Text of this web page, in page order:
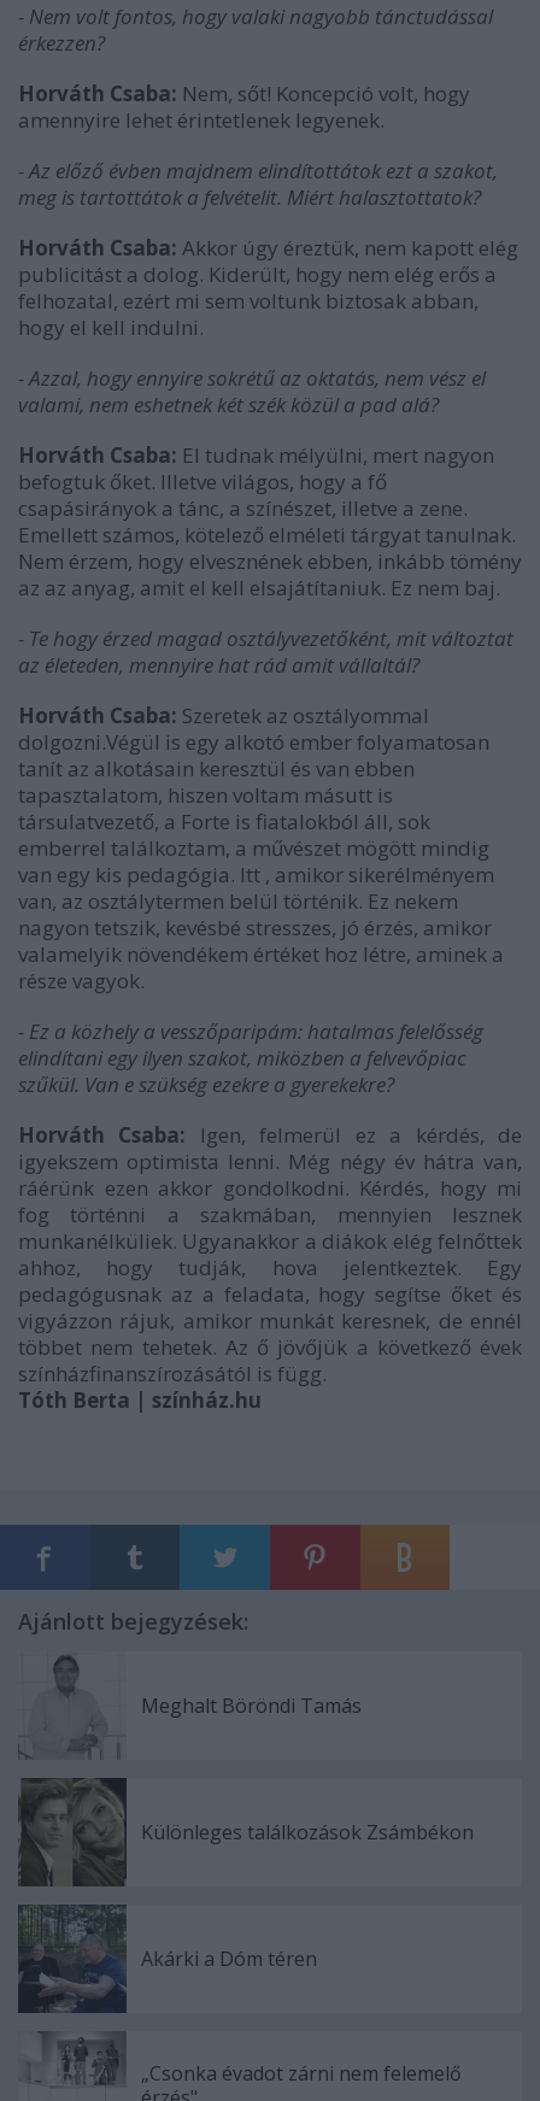
- Nem volt fontos, hogy valaki nagyobb tánctudással
érkezzen?
Horváth Csaba: Nem, sőt! Koncepció volt, hogy
amennyire lehet érintetlenek legyenek.
- Az előző évben majdnem elindítottátok ezt a szakot,
meg is tartottátok a felvételit. Miért halasztottatok?
Horváth Csaba: Akkor úgy éreztük, nem kapott elég
publicitást a dolog. Kiderült, hogy nem elég erős a
felhozatal, ezért mi sem voltunk biztosak abban,
hogy el kell indulni.
- Azzal, hogy ennyire sokrétű az oktatás, nem vész el
valami, nem eshetnek két szék közül a pad alá?
Horváth Csaba: El tudnak mélyülni, mert nagyon
befogtuk őket. Illetve világos, hogy a fő
csapásirányok a tánc, a színészet, illetve a zene.
Emellett számos, kötelező elméleti tárgyat tanulnak.
Nem érzem, hogy elvesznének ebben, inkább tömény
az az anyag, amit el kell elsajátítaniuk. Ez nem baj.
- Te hogy érzed magad osztályvezetőként, mit változtat
az életeden, mennyire hat rád amit vállaltál?
Horváth Csaba: Szeretek az osztályommal
dolgozni.Végül is egy alkotó ember folyamatosan
tanít az alkotásain keresztül és van ebben
tapasztalatom, hiszen voltam másutt is
társulatvezető, a Forte is fiatalokból áll, sok
emberrel találkoztam, a művészet mögött mindig
van egy kis pedagógia. Itt , amikor sikerélményem
van, az osztálytermen belül történik. Ez nekem
nagyon tetszik, kevésbé stresszes, jó érzés, amikor
valamelyik növendékem értéket hoz létre, aminek a
része vagyok.
- Ez a közhely a vesszőparipám: hatalmas felelősség
elindítani egy ilyen szakot, miközben a felvevőpiac
szűkül. Van e szükség ezekre a gyerekekre?
Horváth Csaba: Igen, felmerül ez a kérdés, de
igyekszem optimista lenni. Még négy év hátra van,
ráérünk ezen akkor gondolkodni. Kérdés, hogy mi
fog történni a szakmában, mennyien lesznek
munkanélküliek. Ugyanakkor a diákok elég felnőttek
ahhoz, hogy tudják, hova jelentkeztek. Egy
pedagógusnak az a feladata, hogy segítse őket és
vigyázzon rájuk, amikor munkát keresnek, de ennél
többet nem tehetek. Az ő jövőjük a következő évek
színházfinanszírozásától is függ.
Tóth Berta | színház.hu
Ajánlott bejegyzések:
Meghalt Böröndi Tamás
Különleges találkozások Zsámbékon
Akárki a Dóm téren
„Csonka évadot zárni nem felemelő